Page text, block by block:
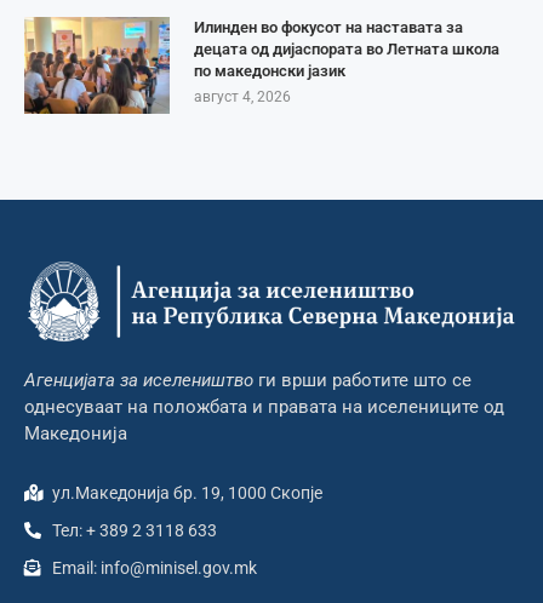
Илинден во фокусот на наставата за
децата од дијаспората во Летната школа
по македонски јазик
август 4, 2026
Агенцијата за иселеништво ги врши работите што се
однесуваат на положбата и правата на иселениците од
Македонија
ул.Македонија бр. 19, 1000 Скопје
Тел: + 389 2 3118 633
Email: info@minisel.gov.mk